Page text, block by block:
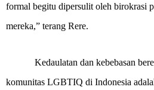
formal begitu dipersulit oleh birokrasi
mereka,” terang Rere.
Kedaulatan dan kebebasan
komunitas LGBTIQ di Indonesia